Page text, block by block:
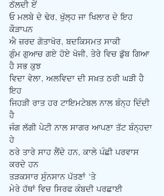
ਠੱਲਦੀ ਏਂ
ਓ ਮਲਬੇ ਦੇ ਢੇਰ, ਖੁੱਲ੍ਹ ਜਾ ਖਿਲਾਰ ਦੇ ਇਹ
ਕੌੜਾਪਨ
ਐ ਜ਼ਰਦ ਗੋਤਾਖੋਰ, ਬਦਕਿਸਮਤ ਸਾਕੀ
ਗੁੰਮ ਗੁਆਚ ਗਏ ਹੋਏ ਖੋਜੀ, ਤੇਰੇ ਵਿਚ ਡੁੱਬ ਗਿਆ
ਹੈ ਸਭ ਕੁਝ
ਵਿਦਾ ਵੇਲਾ, ਅਲਵਿਦਾ ਦੀ ਸਖ਼ਤ ਠਰੀ ਘੜੀ ਹੈ
ਇਹ
ਜਿਹੜੀ ਰਾਤ ਹਰ ਟਾਇਮਟੇਬਲ ਨਾਲ ਬੰਨ੍ਹ ਦਿੰਦੀ
ਹੈ
ਜੰਗ ਲੱਗੀ ਪੇਟੀ ਨਾਲ ਸਾਗਰ ਆਪਣਾ ਤੱਟ ਬੰਨ੍ਹਦਾ
ਹੇ
ਠਰੇ ਤਾਰੇ ਸਾਹ ਲੈਂਦੇ ਹਨ, ਕਾਲੇ ਪੰਛੀ ਪਰਵਾਸ
ਕਰਦੇ ਹਨ
ਤੜਕਸਾਰ ਸੁੰਨਸਾਨ ਪੱਤਣਾਂ ‘ਤੇ
ਮੇਰੇ ਹੱਥਾਂ ਵਿਚ ਸਿਰਫ ਕੰਬਦੀ ਪਰਛਾਈ